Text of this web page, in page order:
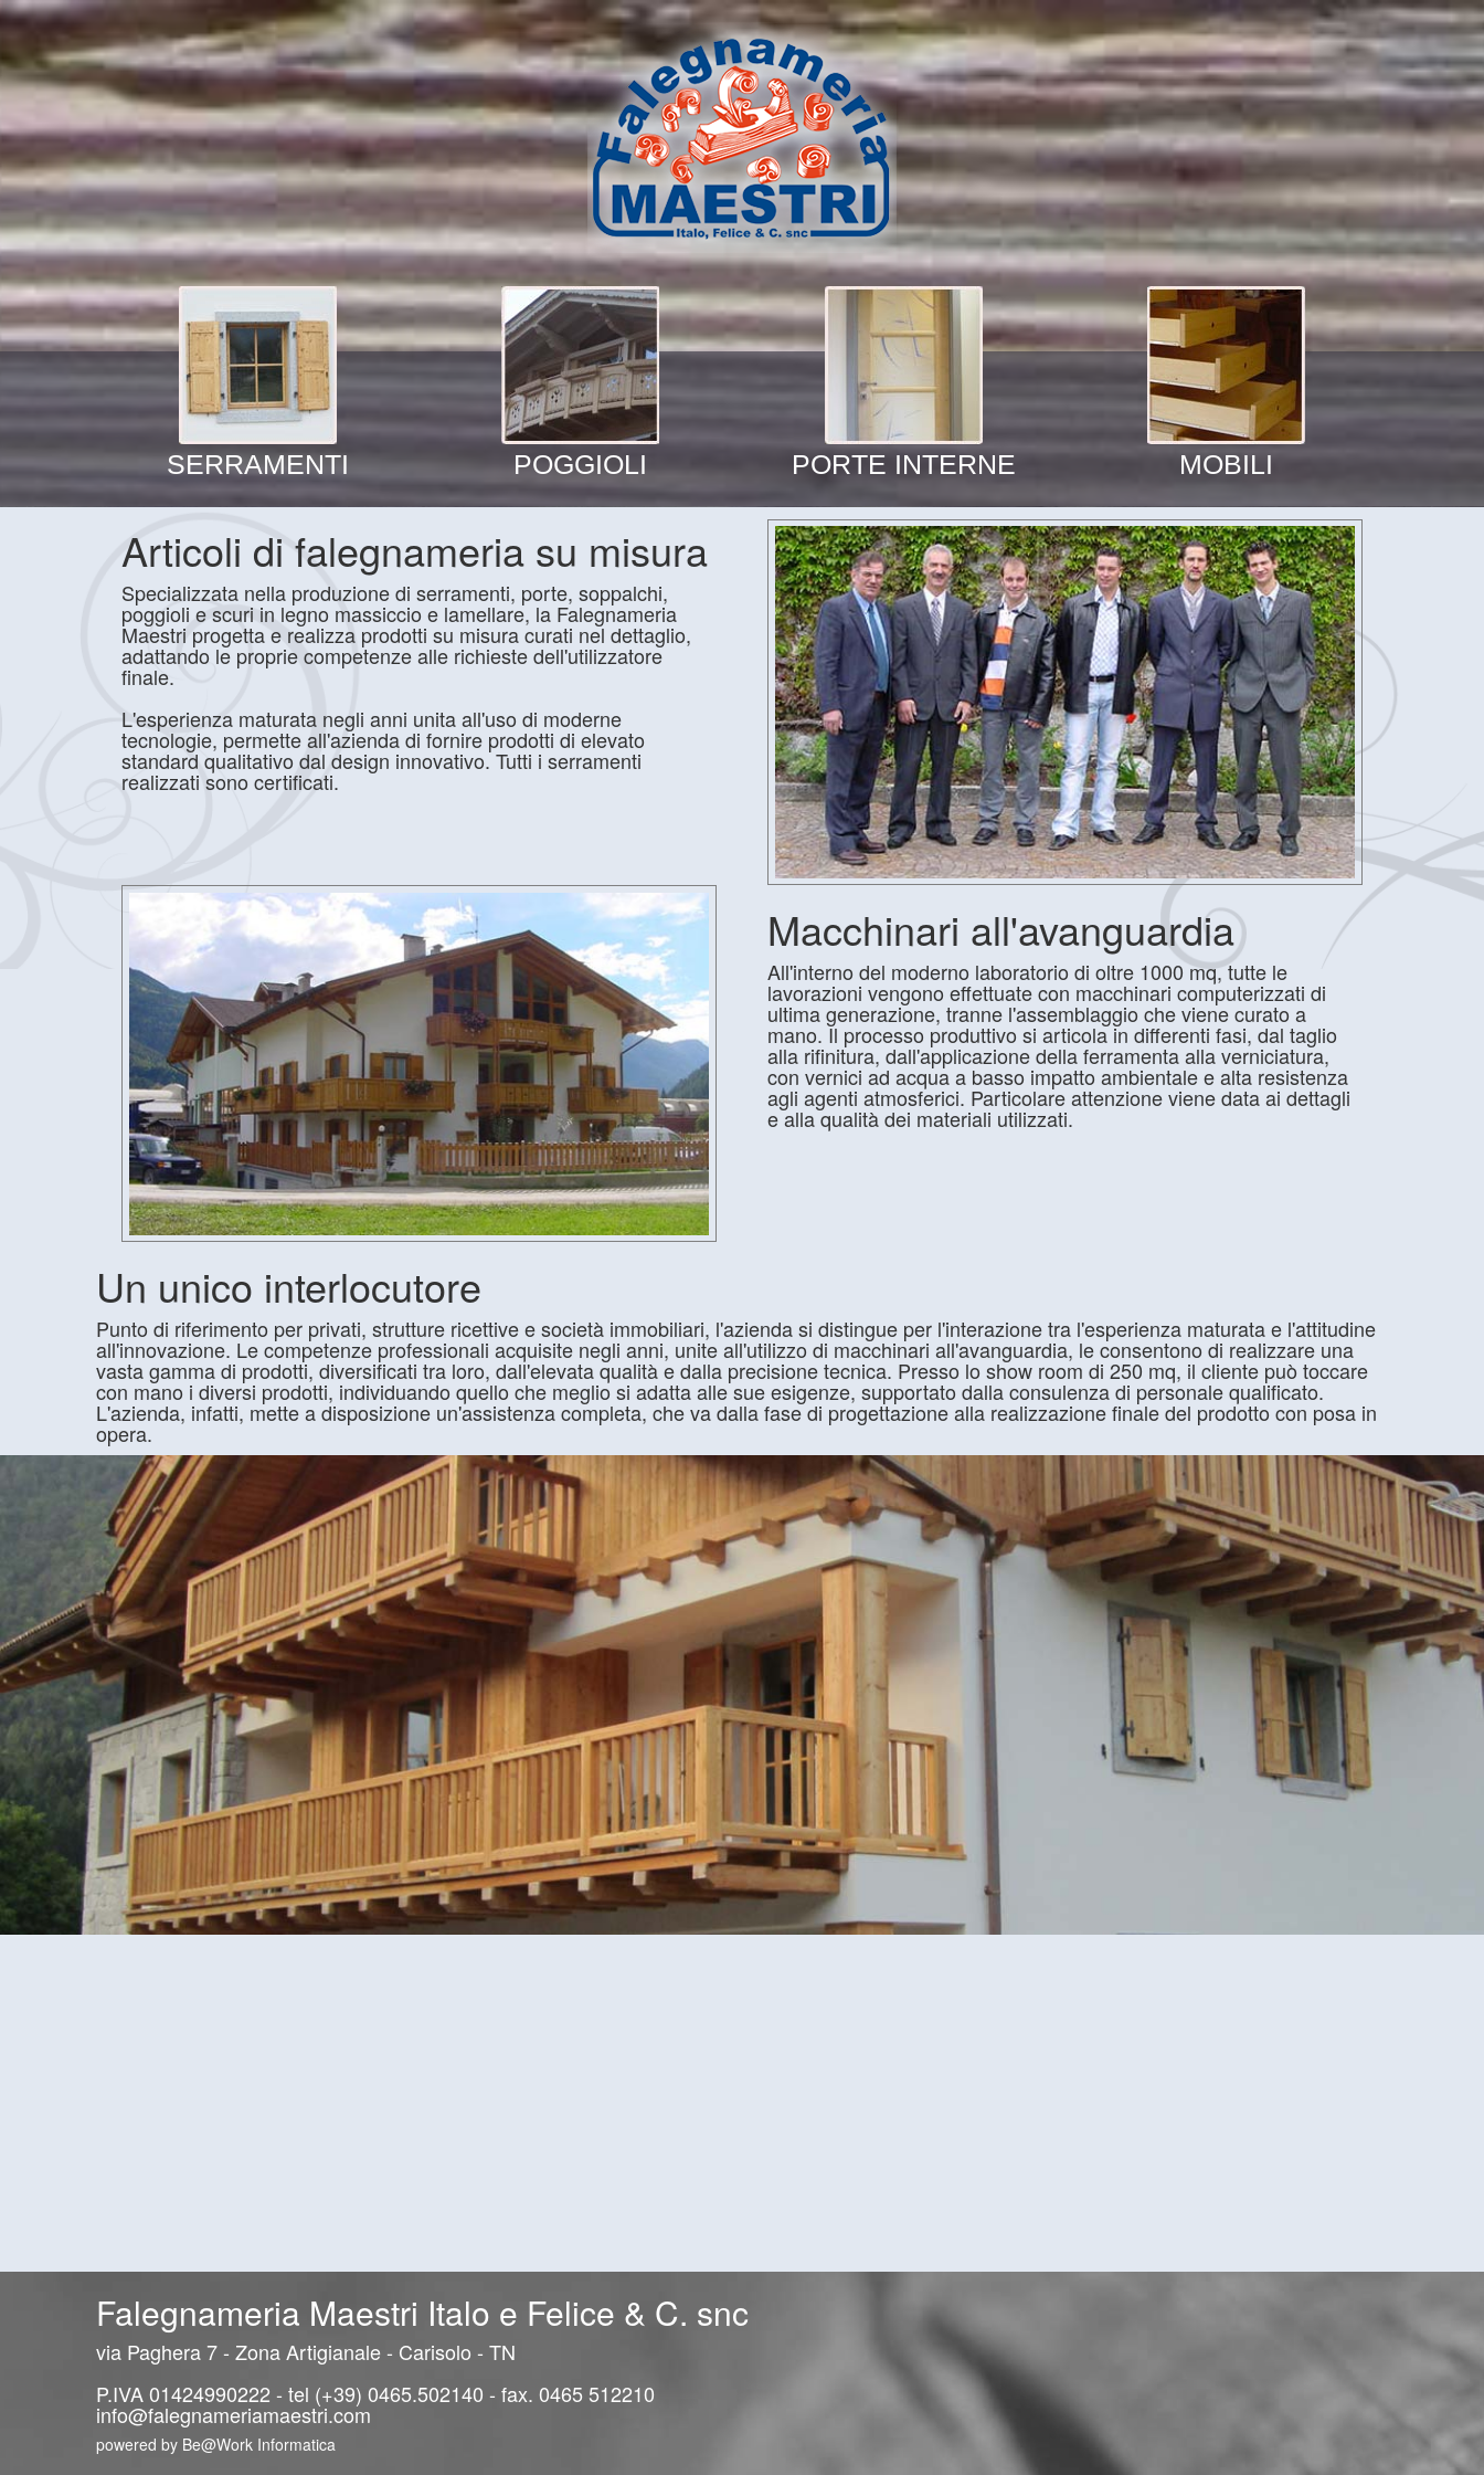
SERRAMENTI POGGIOLI PORTE INTERNE MOBILI
Articoli di falegnameria su misura
Specializzata nella produzione di serramenti, porte, soppalchi,
poggioli e scuri in legno massiccio e lamellare, la Falegnameria
Maestri progetta e realizza prodotti su misura curati nel dettaglio,
adattando le proprie competenze alle richieste dell'utilizzatore
finale.
L'esperienza maturata negli anni unita all'uso di moderne
tecnologie, permette all'azienda di fornire prodotti di elevato
standard qualitativo dal design innovativo. Tutti i serramenti
realizzati sono certificati.
Macchinari all'avanguardia
All'interno del moderno laboratorio di oltre 1000 mq, tutte le
lavorazioni vengono effettuate con macchinari computerizzati di
ultima generazione, tranne l'assemblaggio che viene curato a
mano. Il processo produttivo si articola in differenti fasi, dal taglio
alla rifinitura, dall'applicazione della ferramenta alla verniciatura,
con vernici ad acqua a basso impatto ambientale e alta resistenza
agli agenti atmosferici. Particolare attenzione viene data ai dettagli
e alla qualità dei materiali utilizzati.
Un unico interlocutore
Punto di riferimento per privati, strutture ricettive e società immobiliari, l'azienda si distingue per l'interazione tra l'esperienza maturata e l'attitudine
all'innovazione. Le competenze professionali acquisite negli anni, unite all'utilizzo di macchinari all'avanguardia, le consentono di realizzare una
vasta gamma di prodotti, diversificati tra loro, dall'elevata qualità e dalla precisione tecnica. Presso lo show room di 250 mq, il cliente può toccare
con mano i diversi prodotti, individuando quello che meglio si adatta alle sue esigenze, supportato dalla consulenza di personale qualificato.
L'azienda, infatti, mette a disposizione un'assistenza completa, che va dalla fase di progettazione alla realizzazione finale del prodotto con posa in
opera.
Falegnameria Maestri Italo e Felice & C. snc
via Paghera 7 - Zona Artigianale - Carisolo - TN
P.IVA 01424990222 - tel (+39) 0465.502140 - fax. 0465 512210
info@falegnameriamaestri.com
powered by Be@Work Informatica